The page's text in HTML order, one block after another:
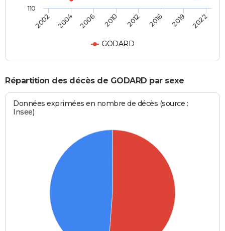
GODARD
2002 2004 2006 2010 2012 2016 2019 2022
110
Répartition des décès de GODARD par sexe
Données exprimées en nombre de décès (source :
Insee)